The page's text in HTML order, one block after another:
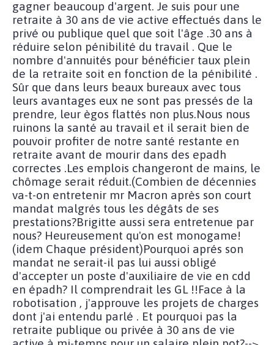
gagner beaucoup d'argent. Je suis pour une
retraite à 30 ans de vie active effectués dans le
privé ou publique quel que soit l'âge .30 ans à
réduire selon pénibilité du travail . Que le
nombre d'annuités pour bénéficier taux plein
de la retraite soit en fonction de la pénibilité .
Sûr que dans leurs beaux bureaux avec tous
leurs avantages eux ne sont pas pressés de la
prendre, leur ègos flattés non plus.Nous nous
ruinons la santé au travail et il serait bien de
pouvoir profiter de notre santé restante en
retraite avant de mourir dans des epadh
correctes .Les emplois changeront de mains, le
chômage serait réduit.(Combien de décennies
va-t-on entretenir mr Macron après son court
mandat malgrés tous les dégâts de ses
prestations?Brigitte aussi sera entretenue par
nous? Heureusement qu'on est monogame!
(idem Chaque président)Pourquoi aprés son
mandat ne serait-il pas lui aussi obligé
d'accepter un poste d'auxiliaire de vie en cdd
en épadh? Il comprendrait les GL !!Face à la
robotisation , j'approuve les projets de charges
dont j'ai entendu parlé . Et pourquoi pas la
retraite publique ou privée à 30 ans de vie